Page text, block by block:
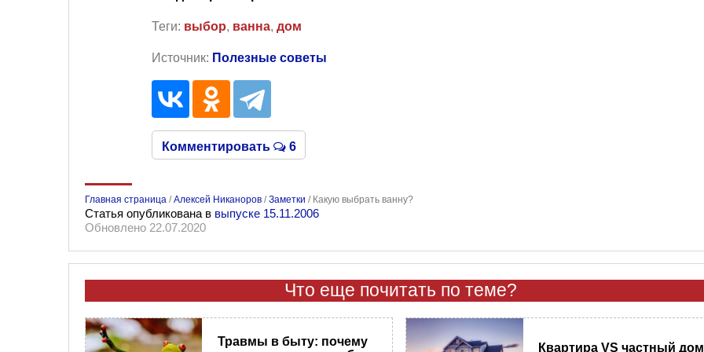
Теги: выбор, ванна, дом
Источник: Полезные советы
Комментировать 6
Главная страница /Алексей Никаноров /Заметки / Какую выбрать ванну?
Статья опубликована в выпуске 15.11.2006
Обновлено 22.07.2020
Что еще почитать по теме?
Травмы в быту: почему
Квартира VS частный